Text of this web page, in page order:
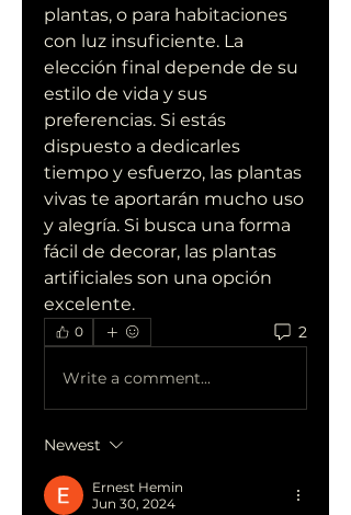
plantas, o para habitaciones
con luz insuficiente. La
elección final depende de su
estilo de vida y sus
preferencias. Si estás
dispuesto a dedicarles
tiempo y esfuerzo, las plantas
vivas te aportarán mucho uso
y alegría. Si busca una forma
fácil de decorar, las plantas
artificiales son una opción
excelente.
0 2
Write a comment...
Newest
Ernest Hemin
Jun 30, 2024